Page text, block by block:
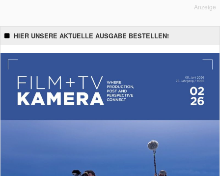
Anzeige
HIER UNSERE AKTUELLE AUSGABE BESTELLEN!